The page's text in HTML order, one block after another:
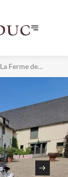
La Ferme de